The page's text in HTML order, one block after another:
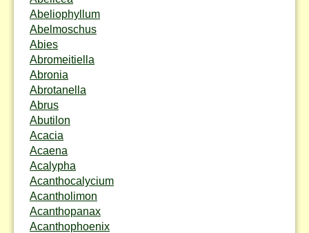
Abeliophyllum
Abelmoschus
Abies
Abromeitiella
Abronia
Abrotanella
Abrus
Abutilon
Acacia
Acaena
Acalypha
Acanthocalycium
Acantholimon
Acanthopanax
Acanthophoenix